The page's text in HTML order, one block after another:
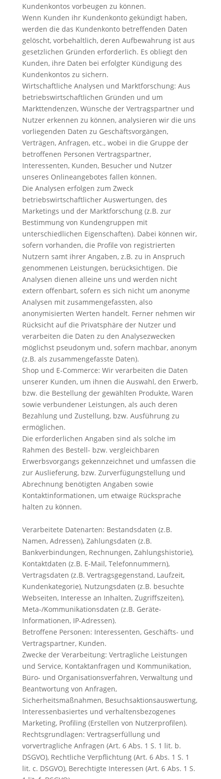
Kundenkontos vorbeugen zu können.
Wenn Kunden ihr Kundenkonto gekündigt haben,
werden die das Kundenkonto betreffenden Daten
gelöscht, vorbehaltlich, deren Aufbewahrung ist aus
gesetzlichen Gründen erforderlich. Es obliegt den
Kunden, ihre Daten bei erfolgter Kündigung des
Kundenkontos zu sichern.
Wirtschaftliche Analysen und Marktforschung: Aus
betriebswirtschaftlichen Gründen und um
Markttendenzen, Wünsche der Vertragspartner und
Nutzer erkennen zu können, analysieren wir die uns
vorliegenden Daten zu Geschäftsvorgängen,
Verträgen, Anfragen, etc., wobei in die Gruppe der
betroffenen Personen Vertragspartner,
Interessenten, Kunden, Besucher und Nutzer
unseres Onlineangebotes fallen können.
Die Analysen erfolgen zum Zweck
betriebswirtschaftlicher Auswertungen, des
Marketings und der Marktforschung (z.B. zur
Bestimmung von Kundengruppen mit
unterschiedlichen Eigenschaften). Dabei können wir,
sofern vorhanden, die Profile von registrierten
Nutzern samt ihrer Angaben, z.B. zu in Anspruch
genommenen Leistungen, berücksichtigen. Die
Analysen dienen alleine uns und werden nicht
extern offenbart, sofern es sich nicht um anonyme
Analysen mit zusammengefassten, also
anonymisierten Werten handelt. Ferner nehmen wir
Rücksicht auf die Privatsphäre der Nutzer und
verarbeiten die Daten zu den Analysezwecken
möglichst pseudonym und, sofern machbar, anonym
(z.B. als zusammengefasste Daten).
Shop und E-Commerce: Wir verarbeiten die Daten
unserer Kunden, um ihnen die Auswahl, den Erwerb,
bzw. die Bestellung der gewählten Produkte, Waren
sowie verbundener Leistungen, als auch deren
Bezahlung und Zustellung, bzw. Ausführung zu
ermöglichen.
Die erforderlichen Angaben sind als solche im
Rahmen des Bestell- bzw. vergleichbaren
Erwerbsvorgangs gekennzeichnet und umfassen die
zur Auslieferung, bzw. Zurverfügungstellung und
Abrechnung benötigten Angaben sowie
Kontaktinformationen, um etwaige Rücksprache
halten zu können.
Verarbeitete Datenarten: Bestandsdaten (z.B.
Namen, Adressen), Zahlungsdaten (z.B.
Bankverbindungen, Rechnungen, Zahlungshistorie),
Kontaktdaten (z.B. E-Mail, Telefonnummern),
Vertragsdaten (z.B. Vertragsgegenstand, Laufzeit,
Kundenkategorie), Nutzungsdaten (z.B. besuchte
Webseiten, Interesse an Inhalten, Zugriffszeiten),
Meta-/Kommunikationsdaten (z.B. Geräte-
Informationen, IP-Adressen).
Betroffene Personen: Interessenten, Geschäfts- und
Vertragspartner, Kunden.
Zwecke der Verarbeitung: Vertragliche Leistungen
und Service, Kontaktanfragen und Kommunikation,
Büro- und Organisationsverfahren, Verwaltung und
Beantwortung von Anfragen,
Sicherheitsmaßnahmen, Besuchsaktionsauswertung,
Interessenbasiertes und verhaltensbezogenes
Marketing, Profiling (Erstellen von Nutzerprofilen).
Rechtsgrundlagen: Vertragserfüllung und
vorvertragliche Anfragen (Art. 6 Abs. 1 S. 1 lit. b.
DSGVO), Rechtliche Verpflichtung (Art. 6 Abs. 1 S. 1
lit. c. DSGVO), Berechtigte Interessen (Art. 6 Abs. 1 S.